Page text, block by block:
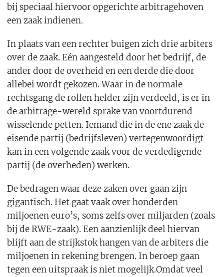
bij speciaal hiervoor opgerichte arbitragehoven
een zaak indienen.
In plaats van een rechter buigen zich drie arbiters
over de zaak. Eén aangesteld door het bedrijf, de
ander door de overheid en een derde die door
allebei wordt gekozen. Waar in de normale
rechtsgang de rollen helder zijn verdeeld, is er in
de arbitrage-wereld sprake van voortdurend
wisselende petten. Iemand die in de ene zaak de
eisende partij (bedrijfsleven) vertegenwoordigt
kan in een volgende zaak voor de verdedigende
partij (de overheden) werken.
De bedragen waar deze zaken over gaan zijn
gigantisch. Het gaat vaak over honderden
miljoenen euro’s, soms zelfs over miljarden (zoals
bij de RWE-zaak). Een aanzienlijk deel hiervan
blijft aan de strijkstok hangen van de arbiters die
miljoenen in rekening brengen. In beroep gaan
tegen een uitspraak is niet mogelijk.Omdat veel